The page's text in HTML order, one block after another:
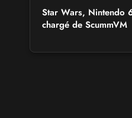
Star Wars, Nintendo
chargé de ScummVM